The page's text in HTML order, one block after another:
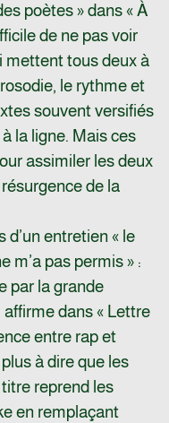
poètes » dans « À
de ne pas voir
mettent tous deux à
le rythme et
souvent versifiés
la ligne. Mais ces
assimiler les deux
de la
d’un entretien « le
m’a pas permis » :
par la grande
affirme dans « Lettre
entre rap et
à dire que les
reprend les
en remplaçant